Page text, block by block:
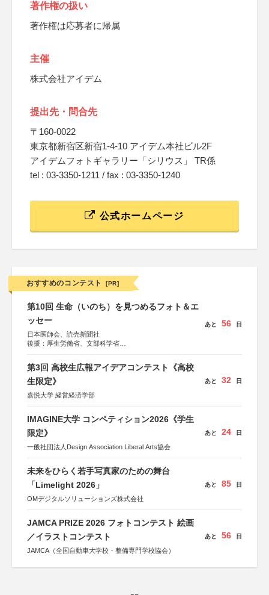
著作権の扱い
著作権は応募者に帰属
主催
株式会社アイデム
提出先・問合先
〒160-0022
東京都新宿区新宿1-4-10 アイデム本社ビル2F
アイデムフォトギャラリー「シリウス」 TR係
tel : 03-3350-1211 / fax : 03-3350-1240
公式ホームページ
おすすめのコンテスト [PR]
第10回 生命（いのち）を見つめるフォト＆エ
ッセー
日本医師会、読売新聞社
後援：厚生労働省、文部科学省
しん生命保険株式会社
あと 56 日
第3回 高校生広報アイデアコンテスト《高校
生限定》
嘉悦大学 経営経済学部
あと 32 日
IMAGINE大学 コンペティション2026《学生
限定》
一般社団法人Design Association Liberal Arts協会
あと 24 日
未来をひらく若手写真家のための舞台
「Limelight 2026」
OMデジタルソリューションズ株式会社
あと 85 日
JAMCA PRIZE 2026 フォトコンテスト 絵画
／イラストコンテスト
JAMCA（全国自動車大学校・整備専門学校協会）
あと 56 日